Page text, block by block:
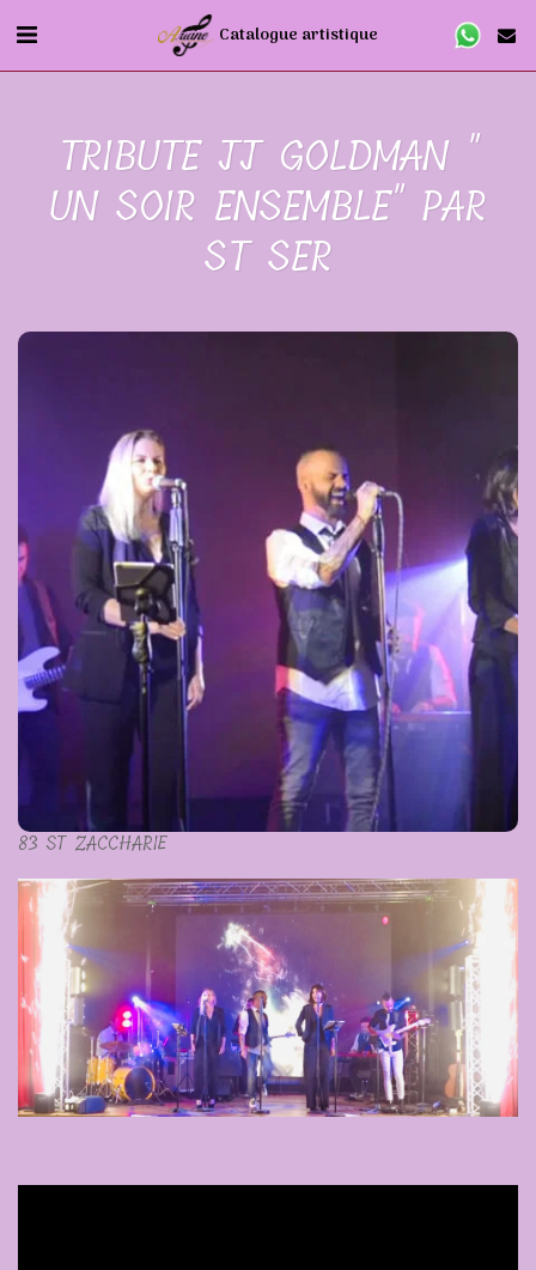
Catalogue artistique
TRIBUTE JJ GOLDMAN "
UN SOIR ENSEMBLE" PAR
ST SER
83 ST ZACCHARIE